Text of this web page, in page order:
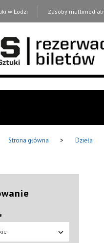
w Łodzi Zasoby
Strona główna > Dzieła